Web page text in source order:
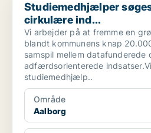
Studiemedhjælper
cirkulære ind...
Vi arbejder på at fremme en
blandt kommunens knap
samspil mellem datafunderede
adfærdsorienterede
studiemedhjælp..
Område
Aalborg